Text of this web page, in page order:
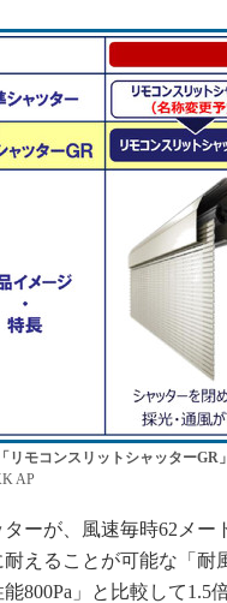
リモコンスリットシャッターGR
AP
ーが、風速毎時62メー
耐えることが可能な「
能800Pa」と比較して